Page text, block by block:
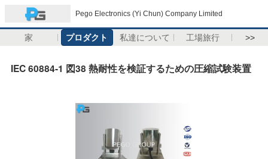
Pego Electronics (Yi Chun) Company Limited
家 プロダクト 私達について 工場旅行 >>
IEC 60884-1 図38 熱耐性を検証するための圧縮試験装置